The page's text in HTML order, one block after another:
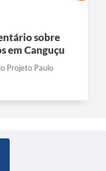
sobre
em Canguçu
Projeto Paulo